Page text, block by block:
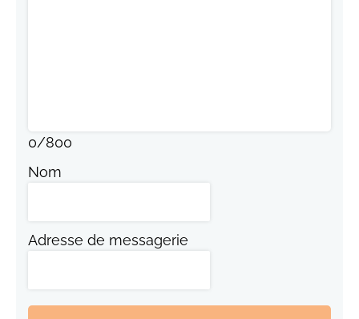
0/800
Nom
Adresse de messagerie